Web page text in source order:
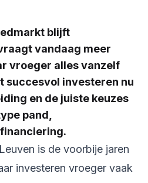
blijft
vandaag meer
vroeger alles vanzelf
succesvol investeren nu
en de juiste keuzes
pand,
is de voorbije jaren
investeren vroeger vaak